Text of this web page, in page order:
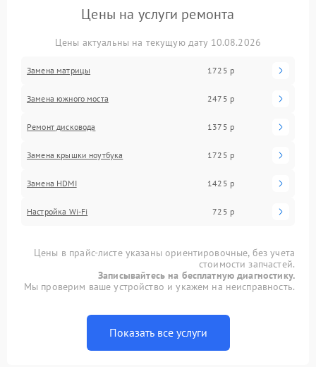
Цены на услуги ремонта
Цены актуальны на текущую дату 10.08.2026
Замена матрицы 1725 р
Замена южного моста 2475 р
Ремонт дисковода 1375 р
Замена крышки ноутбука 1725 р
Замена HDMI 1425 р
Настройка Wi-Fi 725 р
Цены в прайс-листе указаны ориентировочные, без учета
стоимости запчастей.
Записывайтесь на бесплатную диагностику.
Мы проверим ваше устройство и укажем на неисправность.
Показать все услуги